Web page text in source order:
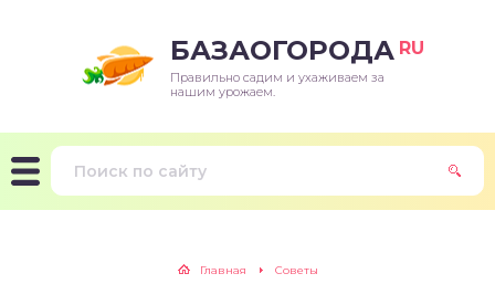
БАЗАОГОРОДА RU
Правильно садим и ухаживаем за
нашим урожаем.
Главная Советы